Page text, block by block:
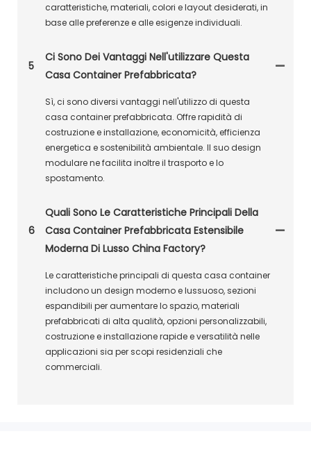
caratteristiche, materiali, colori e layout desiderati, in
base alle preferenze e alle esigenze individuali.
5
Ci Sono Dei Vantaggi Nell'utilizzare Questa
Casa Container Prefabbricata?
Sì, ci sono diversi vantaggi nell'utilizzo di questa
casa container prefabbricata. Offre rapidità di
costruzione e installazione, economicità, efficienza
energetica e sostenibilità ambientale. Il suo design
modulare ne facilita inoltre il trasporto e lo
spostamento.
6
Quali Sono Le Caratteristiche Principali Della
Casa Container Prefabbricata Estensibile
Moderna Di Lusso China Factory?
Le caratteristiche principali di questa casa container
includono un design moderno e lussuoso, sezioni
espandibili per aumentare lo spazio, materiali
prefabbricati di alta qualità, opzioni personalizzabili,
costruzione e installazione rapide e versatilità nelle
applicazioni sia per scopi residenziali che
commerciali.